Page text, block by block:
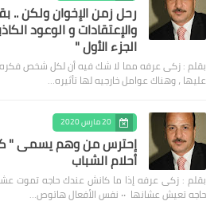
رحل زمن الإخوان ولكن ..
والإعتقادات و الوعود
الجزء الأول "
بقلم : زكى عرفه مما لا شك فيه أن لكل شخص فكره
عليها ، وهناك عوامل خارجيه لها تأثيره…
20 مارس 2020
أحلام الشباب
حاجه تعيش عشانها ٠٠ نفس الأفعال هاتوص…